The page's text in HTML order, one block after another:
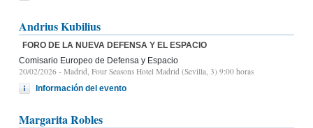
Andrius Kubilius
FORO DE LA NUEVA DEFENSA Y EL ESPACIO
Comisario Europeo de Defensa y Espacio
20/02/2026 - Madrid, Four Seasons Hotel Madrid (Sevilla, 3) 9:00 horas
Información del evento
Margarita Robles